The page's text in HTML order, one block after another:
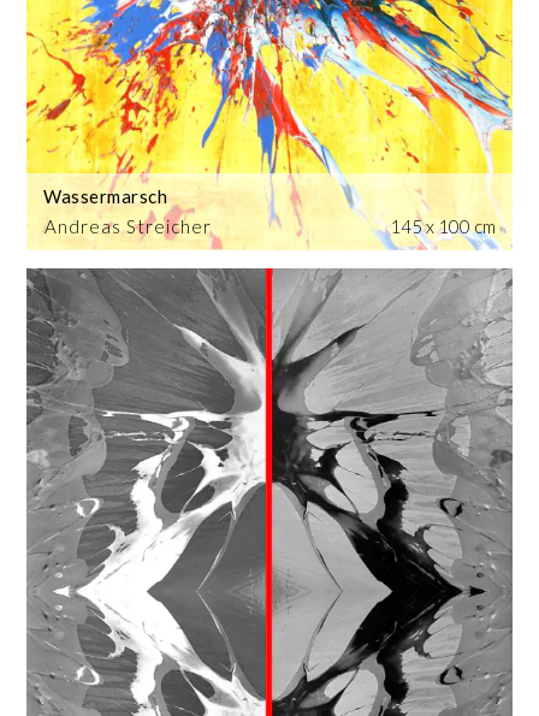
Andreas Streicher
Wassermarsch
145 x 100 cm